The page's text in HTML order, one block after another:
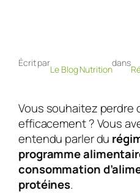
Écrit par
Le Blog Nutrition
dans
Vous souhaitez perdre
efficacement ? Vous
entendu parler du
programme
consommation
protéines.